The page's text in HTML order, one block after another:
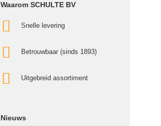
Waarom SCHULTE BV
Snelle levering
Betrouwbaar (sinds 1893)
Uitgebreid assortiment
Nieuws